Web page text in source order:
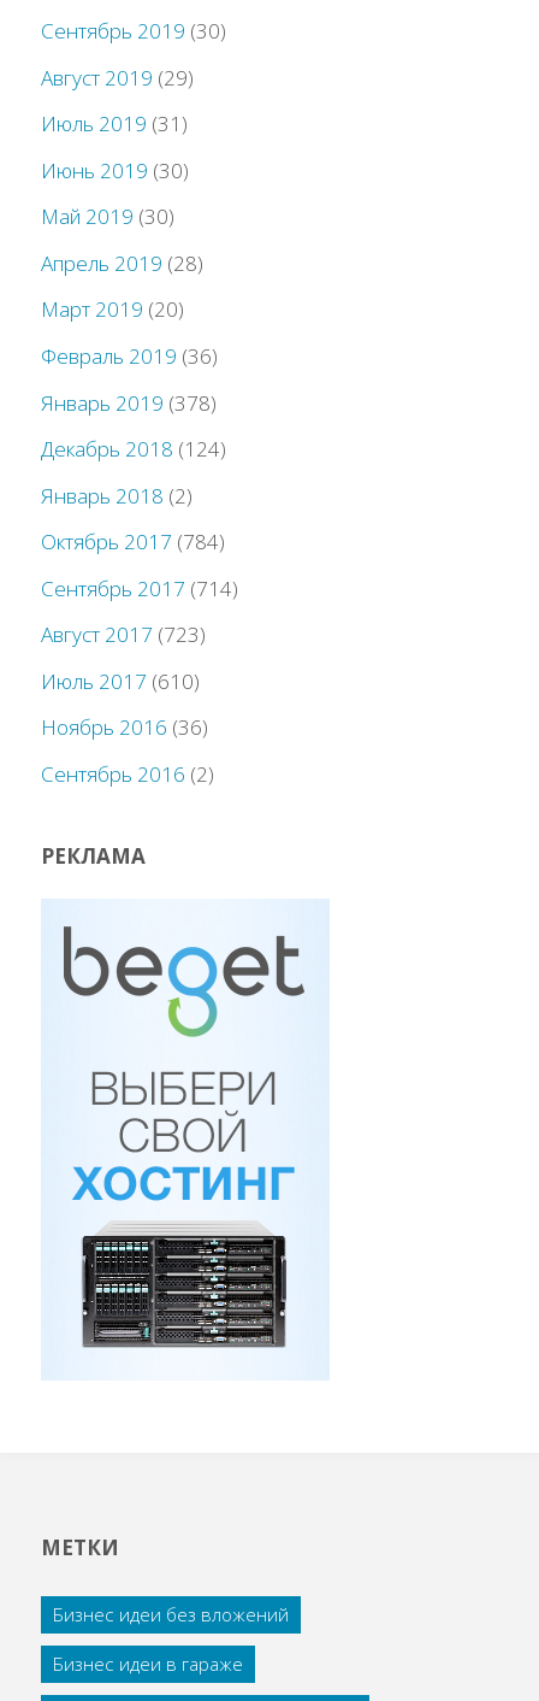
Сентябрь 2019 (30)
Август 2019 (29)
Июль 2019 (31)
Июнь 2019 (30)
Май 2019 (30)
Апрель 2019 (28)
Март 2019 (20)
Февраль 2019 (36)
Январь 2019 (378)
Декабрь 2018 (124)
Январь 2018 (2)
Октябрь 2017 (784)
Сентябрь 2017 (714)
Август 2017 (723)
Июль 2017 (610)
Ноябрь 2016 (36)
Сентябрь 2016 (2)
РЕКЛАМА
МЕТКИ
Бизнес идеи без вложений
Бизнес идеи в гараже